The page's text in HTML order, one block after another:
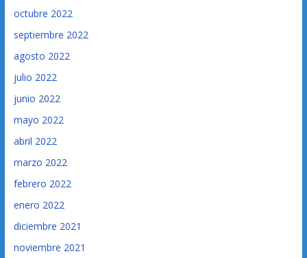
octubre 2022
septiembre 2022
agosto 2022
julio 2022
junio 2022
mayo 2022
abril 2022
marzo 2022
febrero 2022
enero 2022
diciembre 2021
noviembre 2021